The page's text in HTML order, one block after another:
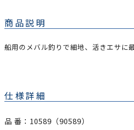
商品説明
船用のメバル釣りで細地、活きエサに
仕様詳細
品 番：10589（90589）